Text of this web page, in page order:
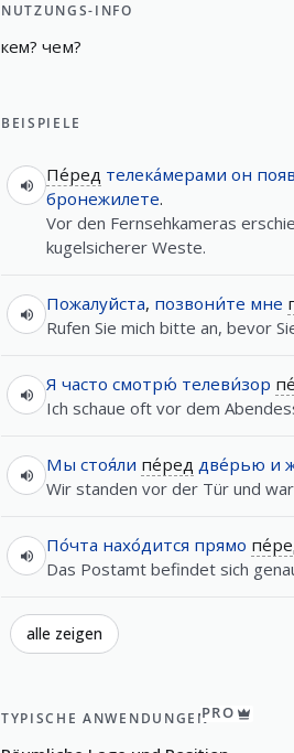
NUTZUNGS-INFO
кем? чем?
BEISPIELE
Пе́ред телека́мерами он
бронежилете.
Vor den Fernsehkameras
kugelsicherer Weste.
Пожалуйста, позвони́те мне
Rufen Sie mich bitte an, bevor
Я часто смотрю́ телеви́зор
Ich schaue oft vor dem
Мы стоя́ли пе́ред две́рью и
Wir standen vor der Tür und
По́чта нахо́дится прямо
Das Postamt befindet sich
alle zeigen
TYPISCHE ANWENDUNGENPRO